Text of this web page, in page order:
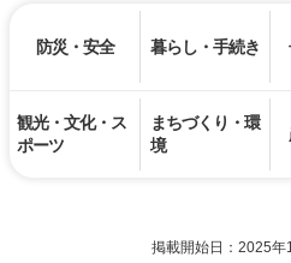
防災・安全 暮らし・手続き
観光・文化・ス
ポーツ
まちづくり・環
境
掲載開始日：2025年